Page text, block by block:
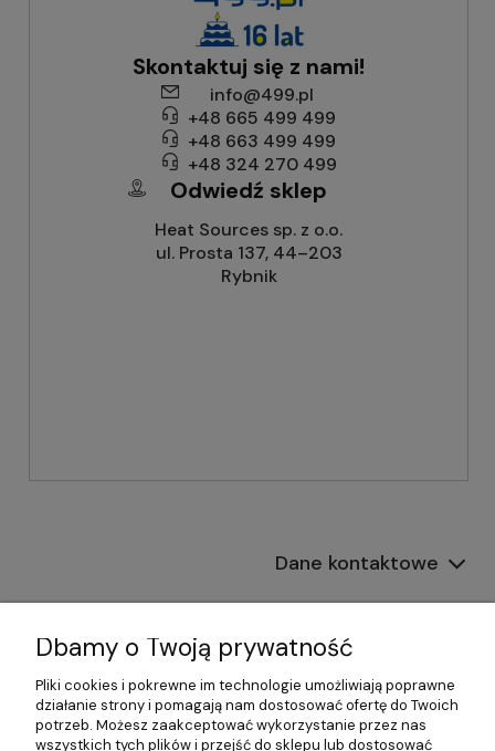
Skontaktuj się z nami!
info@499.pl
+48 665 499 499
+48 663 499 499
+48 324 270 499
Odwiedź sklep
Heat Sources sp. z o.o.
ul. Prosta 137, 44–203
Rybnik
Dane kontaktowe
Informacje
Płatności i dostawa
Pomoc
Dbamy o Twoją prywatność
Pliki cookies i pokrewne im technologie umożliwiają poprawne
działanie strony i pomagają nam dostosować ofertę do Twoich
potrzeb. Możesz zaakceptować wykorzystanie przez nas
wszystkich tych plików i przejść do sklepu lub dostosować